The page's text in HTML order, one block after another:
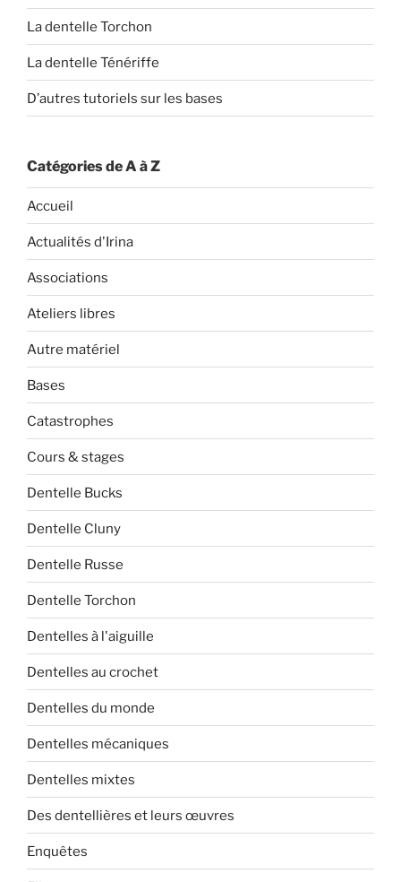
La dentelle Torchon
La dentelle Ténériffe
D’autres tutoriels sur les bases
Catégories de A à Z
Accueil
Actualités d'Irina
Associations
Ateliers libres
Autre matériel
Bases
Catastrophes
Cours & stages
Dentelle Bucks
Dentelle Cluny
Dentelle Russe
Dentelle Torchon
Dentelles à l'aiguille
Dentelles au crochet
Dentelles du monde
Dentelles mécaniques
Dentelles mixtes
Des dentellières et leurs œuvres
Enquêtes